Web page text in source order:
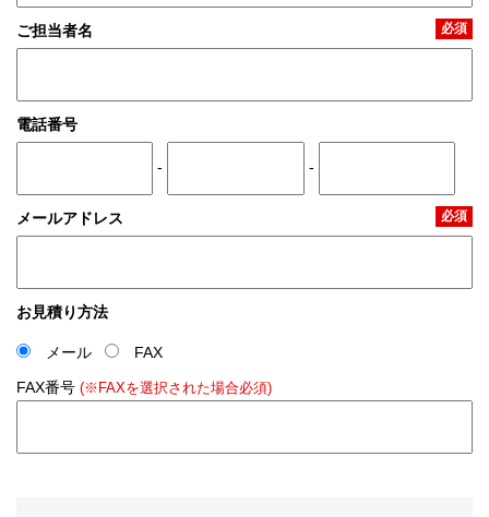
ご担当者名 必須
電話番号
- -
メールアドレス 必須
お見積り方法
メール
FAX
FAX番号 (※FAXを選択された場合必須)